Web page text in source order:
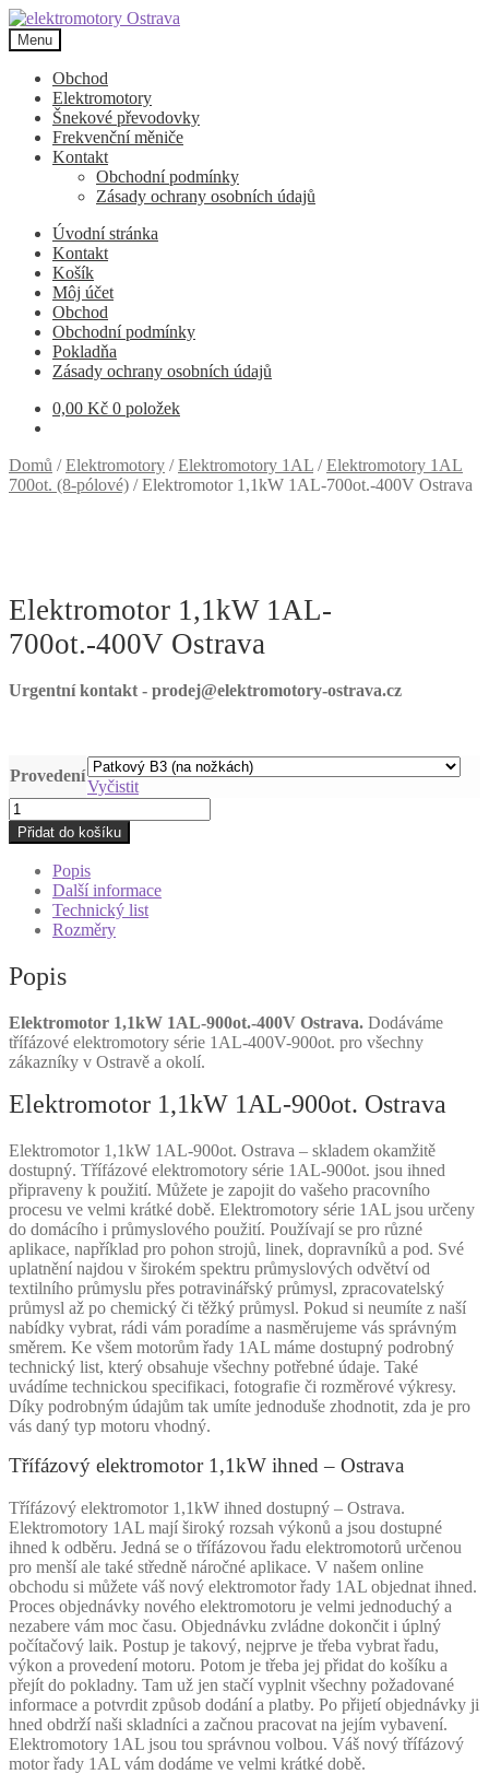
Přeskočit
na
navigaci
Přejít
k
obsahu
webu
Menu
Obchod
Elektromotory
Šnekové převodovky
Frekvenční měniče
Kontakt
Obchodní podmínky
Zásady ochrany osobních údajů
Úvodní stránka
Kontakt
Košík
Môj účet
Obchod
Obchodní podmínky
Pokladňa
Zásady ochrany osobních údajů
0,00 Kč 0 položek
Domů /Elektromotory /Elektromotory 1AL /Elektromotory 1AL
700ot. (8-pólové) /Elektromotor 1,1kW 1AL-700ot.-400V Ostrava
Elektromotor 1,1kW 1AL-
700ot.-400V Ostrava
Urgentní kontakt - prodej@elektromotory-ostrava.cz
Provedení
Vyčistit
Elektromotor
1,1kW
1AL-
700ot.-400V
Ostrava
množství
Přidat do košíku
Popis
Další informace
Technický list
Rozměry
Popis
Elektromotor 1,1kW 1AL-900ot.-400V Ostrava. Dodáváme
třífázové elektromotory série 1AL-400V-900ot. pro všechny
zákazníky v Ostravě a okolí.
Elektromotor 1,1kW 1AL-900ot. Ostrava
Elektromotor 1,1kW 1AL-900ot. Ostrava – skladem okamžitě
dostupný. Třífázové elektromotory série 1AL-900ot. jsou ihned
připraveny k použití. Můžete je zapojit do vašeho pracovního
procesu ve velmi krátké době. Elektromotory série 1AL jsou určeny
do domácího i průmyslového použití. Používají se pro různé
aplikace, například pro pohon strojů, linek, dopravníků a pod. Své
uplatnění najdou v širokém spektru průmyslových odvětví od
textilního průmyslu přes potravinářský průmysl, zpracovatelský
průmysl až po chemický či těžký průmysl. Pokud si neumíte z naší
nabídky vybrat, rádi vám poradíme a nasměrujeme vás správným
směrem. Ke všem motorům řady 1AL máme dostupný podrobný
technický list, který obsahuje všechny potřebné údaje. Také
uvádíme technickou specifikaci, fotografie či rozměrové výkresy.
Díky podrobným údajům tak umíte jednoduše zhodnotit, zda je pro
vás daný typ motoru vhodný.
Třífázový elektromotor 1,1kW ihned – Ostrava
Třífázový elektromotor 1,1kW ihned dostupný – Ostrava.
Elektromotory 1AL mají široký rozsah výkonů a jsou dostupné
ihned k odběru. Jedná se o třífázovou řadu elektromotorů určenou
pro menší ale také středně náročné aplikace. V našem online
obchodu si můžete váš nový elektromotor řady 1AL objednat ihned.
Proces objednávky nového elektromotoru je velmi jednoduchý a
nezabere vám moc času. Objednávku zvládne dokončit i úplný
počítačový laik. Postup je takový, nejprve je třeba vybrat řadu,
výkon a provedení motoru. Potom je třeba jej přidat do košíku a
přejít do pokladny. Tam už jen stačí vyplnit všechny požadované
informace a potvrdit způsob dodání a platby. Po přijetí objednávky ji
hned obdrží naši skladníci a začnou pracovat na jejím vybavení.
Elektromotory 1AL jsou tou správnou volbou. Váš nový třífázový
motor řady 1AL vám dodáme ve velmi krátké době.